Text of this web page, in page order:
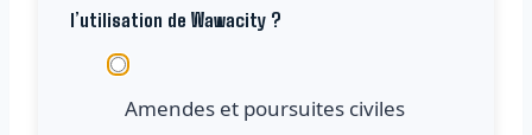
l’utilisation de Wawacity ?
Amendes et poursuites civiles